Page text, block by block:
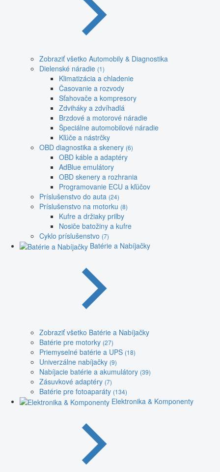
Zobraziť všetko Automobily & Diagnostika
Dielenské náradie (1)
Klimatizácia a chladenie
Časovanie a rozvody
Sťahovače a kompresory
Zdviháky a zdvíhadlá
Brzdové a motorové náradie
Špeciálne automobilové náradie
Kľúče a nástrčky
OBD diagnostika a skenery (6)
OBD káble a adaptéry
AdBlue emulátory
OBD skenery a rozhrania
Programovanie ECU a kľúčov
Príslušenstvo do auta (24)
Príslušenstvo na motorku (8)
Kufre a držiaky prilby
Nosiče batožiny a kufre
Cyklo príslušenstvo (7)
Batérie a Nabíjačky
Zobraziť všetko Batérie a Nabíjačky
Batérie pre motorky (27)
Priemyselné batérie a UPS (18)
Univerzálne nabíjačky (9)
Nabíjacie batérie a akumulátory (39)
Zásuvkové adaptéry (7)
Batérie pre fotoaparáty (134)
Elektronika & Komponenty